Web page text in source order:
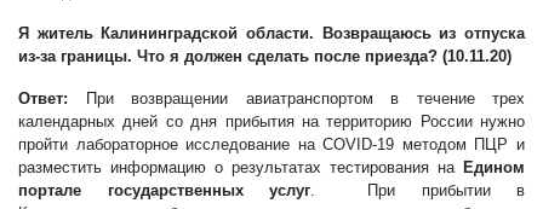
Я житель Калининградской области. Возвращаюсь из отпуска
из-за границы. Что я должен сделать после приезда? (10.11.20)
Ответ: При возвращении авиатранспортом в течение трех
календарных дней со дня прибытия на территорию России нужно
пройти лабораторное исследование на COVID-19 методом ПЦР и
разместить информацию о результатах тестирования на Едином
портале государственных услуг . При прибытии в